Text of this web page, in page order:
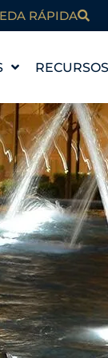
RÁPIDA
RECURSOS
BLOG
EN LAS